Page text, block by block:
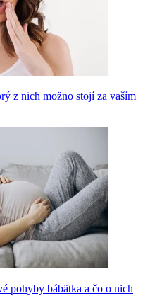
z nich možno stojí za vaším
pohyby bábätka a čo o nich